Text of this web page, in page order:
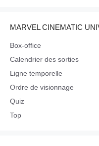
MARVEL CINEMATIC
Box-office
Calendrier des sorties
Ligne temporelle
Ordre de visionnage
Quiz
Top